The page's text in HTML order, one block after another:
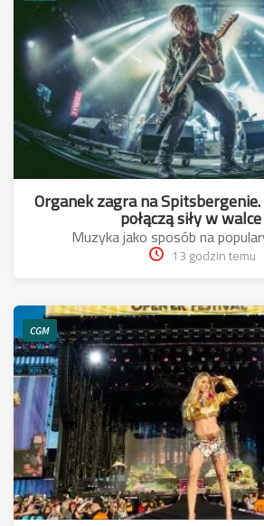
Organek zagra na
Muzyka jako sposób na
13 godzin temu
CGM